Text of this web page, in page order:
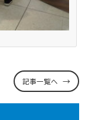
記事一覧へ